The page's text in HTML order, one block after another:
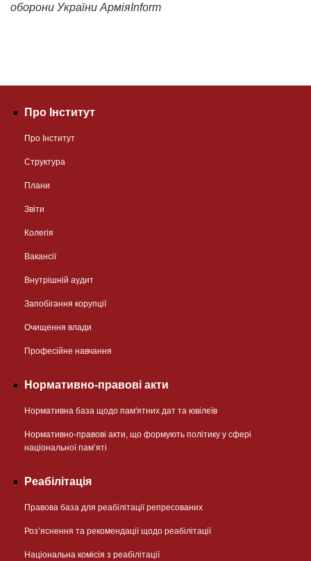
оборони України АрміяInform
Про Інститут
Про Інститут
Структура
Плани
Звіти
Колегія
Вакансії
Внутрішній аудит
Запобігання корупції
Очищення влади
Професійне навчання
Нормативно-правові акти
Нормативна база щодо пам'ятних дат та ювілеїв
Нормативно-правові акти, що формують політику у сфері
національної памʼяті
Реабілітація
Правова база для реабілітації репресованих
Розʼяснення та рекомендації щодо реабілітації
Національна комісія з реабілітації